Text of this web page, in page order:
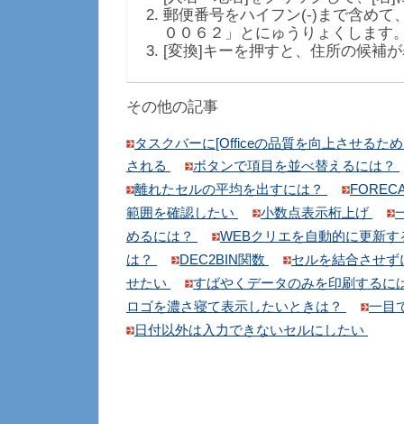
郵便番号をハイフン(-)まで含めて
００６２」とにゅうりょくします
[変換]キーを押すと、住所の候補
その他の記事
タスクバーに[Officeの品質を向上させるた
される
ボタンで項目を並べ替えるには？
離れたセルの平均を出すには？
範囲を確認したい
小数点表示桁上げ
めるには？
WEBクリエを自動的に更新
は？
DEC2BIN関数
セルを結合させ
せたい
すばやくデータのみを印刷するに
ロゴを濃さ寝て表示したいときは？
一目
日付以外は入力できないセルにしたい